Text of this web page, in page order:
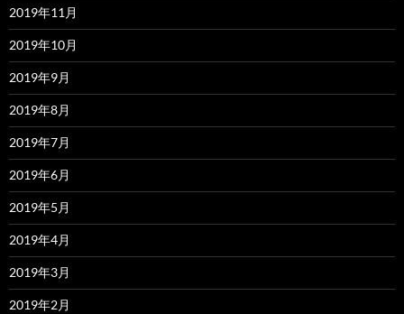
2019年11月
2019年10月
2019年9月
2019年8月
2019年7月
2019年6月
2019年5月
2019年4月
2019年3月
2019年2月